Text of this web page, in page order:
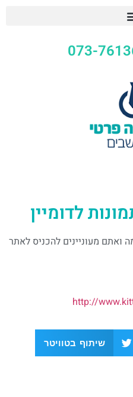
לדומיין
ואתם מעוניינים להכניס לאתר
http://
שיתוף בטוויטר